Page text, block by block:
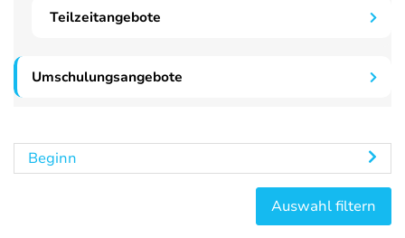
Teilzeitangebote
Umschulungsangebote
Beginn